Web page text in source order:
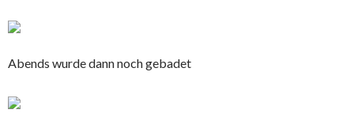
Abends wurde dann noch gebadet